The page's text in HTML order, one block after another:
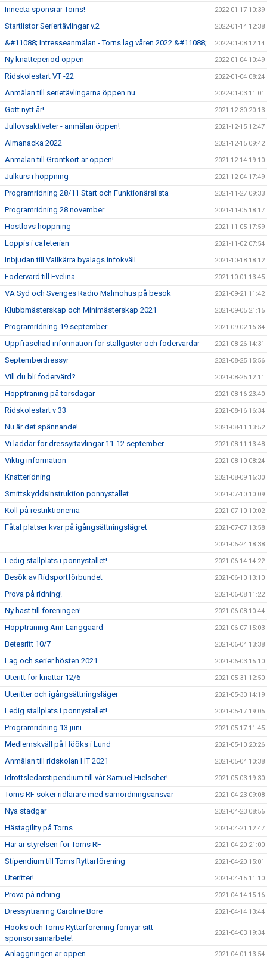
Innecta sponsrar Torns! 2022-01-17 10:39
Startlistor Seriertävlingar v.2 2022-01-14 12:38
&#11088; Intresseanmälan - Torns lag våren 2022 &#11088; 2022-01-08 12:14
Ny knatteperiod öppen 2022-01-04 10:49
Ridskolestart VT -22 2022-01-04 08:24
Anmälan till serietävlingarna öppen nu 2022-01-03 11:01
Gott nytt år! 2021-12-30 20:13
Jullovsaktiveter - anmälan öppen! 2021-12-15 12:47
Almanacka 2022 2021-12-15 09:42
Anmälan till Gröntkort är öppen! 2021-12-14 19:10
Julkurs i hoppning 2021-12-04 17:49
Programridning 28/11 Start och Funktionärslista 2021-11-27 09:33
Programridning 28 november 2021-11-05 18:17
Höstlovs hoppning 2021-11-05 17:59
Loppis i cafeterian 2021-11-02 07:54
Inbjudan till Vallkärra byalags infokväll 2021-10-18 18:12
Fodervärd till Evelina 2021-10-01 13:45
VA Syd och Sveriges Radio Malmöhus på besök 2021-09-21 11:42
Klubbmästerskap och Minimästerskap 2021 2021-09-05 21:15
Programridning 19 september 2021-09-02 16:34
Uppfräschad information för stallgäster och fodervärdar 2021-08-26 14:31
Septemberdressyr 2021-08-25 15:56
Vill du bli fodervärd? 2021-08-25 12:11
Hoppträning på torsdagar 2021-08-16 23:40
Ridskolestart v 33 2021-08-16 16:34
Nu är det spännande! 2021-08-11 13:52
Vi laddar för dressyrtävlingar 11-12 september 2021-08-11 13:48
Viktig information 2021-08-10 08:24
Knatteridning 2021-08-09 16:30
Smittskyddsinstruktion ponnystallet 2021-07-10 10:09
Koll på restriktionerna 2021-07-10 10:02
Fåtal platser kvar på igångsättningslägret 2021-07-07 13:58
2021-06-24 18:38
Ledig stallplats i ponnystallet! 2021-06-14 14:22
Besök av Ridsportförbundet 2021-06-10 13:10
Prova på ridning! 2021-06-08 11:22
Ny häst till föreningen! 2021-06-08 10:44
Hoppträning Ann Langgaard 2021-06-07 15:03
Betesritt 10/7 2021-06-04 13:38
Lag och serier hösten 2021 2021-06-03 15:10
Uteritt för knattar 12/6 2021-05-31 12:50
Uteritter och igångsättningsläger 2021-05-30 14:19
Ledig stallplats i ponnystallet! 2021-05-17 19:05
Programridning 13 juni 2021-05-17 11:45
Medlemskväll på Hööks i Lund 2021-05-10 20:26
Anmälan till ridskolan HT 2021 2021-05-04 10:38
Idrottsledarstipendium till vår Samuel Hielscher! 2021-05-03 19:30
Torns RF söker ridlärare med samordningsansvar 2021-04-23 09:08
Nya stadgar 2021-04-23 08:56
Hästagility på Torns 2021-04-21 12:47
Här är styrelsen för Torns RF 2021-04-20 21:00
Stipendium till Torns Ryttarförening 2021-04-20 15:01
Uteritter! 2021-04-15 11:10
Prova på ridning 2021-04-14 15:16
Dressyrträning Caroline Bore 2021-04-14 13:44
Hööks och Torns Ryttarförening förnyar sitt
sponsorsamarbete!
2021-04-03 19:34
Anläggningen är öppen 2021-04-01 13:54